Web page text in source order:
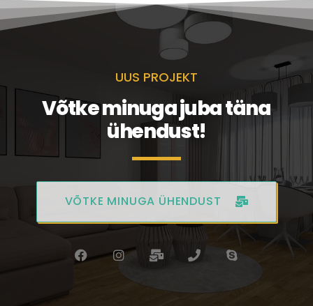
UUS PROJEKT
Võtke minuga juba täna
ühendust!
VÕTKE MINUGA ÜHENDUST